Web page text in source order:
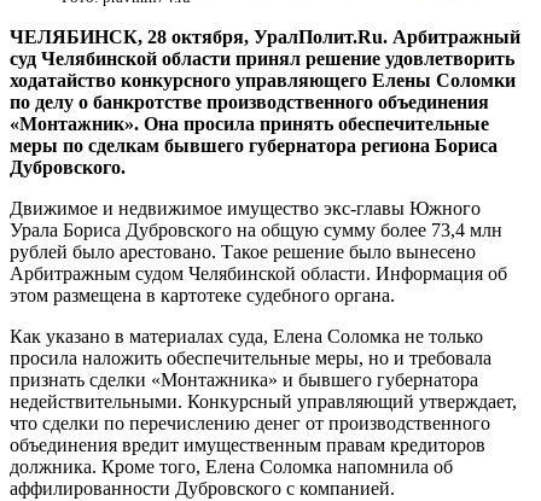
ЧЕЛЯБИНСК, 28 октября, УралПолит.Ru. Арбитражный
суд Челябинской области принял решение удовлетворить
ходатайство конкурсного управляющего Елены Соломки
по делу о банкротстве производственного объединения
«Монтажник». Она просила принять обеспечительные
меры по сделкам бывшего губернатора региона Бориса
Дубровского.
Движимое и недвижимое имущество экс-главы Южного
Урала Бориса Дубровского на общую сумму более 73,4 млн
рублей было арестовано. Такое решение было вынесено
Арбитражным судом Челябинской области. Информация об
этом размещена в картотеке судебного органа.
Как указано в материалах суда, Елена Соломка не только
просила наложить обеспечительные меры, но и требовала
признать сделки «Монтажника» и бывшего губернатора
недействительными. Конкурсный управляющий утверждает,
что сделки по перечислению денег от производственного
объединения вредит имущественным правам кредиторов
должника. Кроме того, Елена Соломка напомнила об
аффилированности Дубровского с компанией.